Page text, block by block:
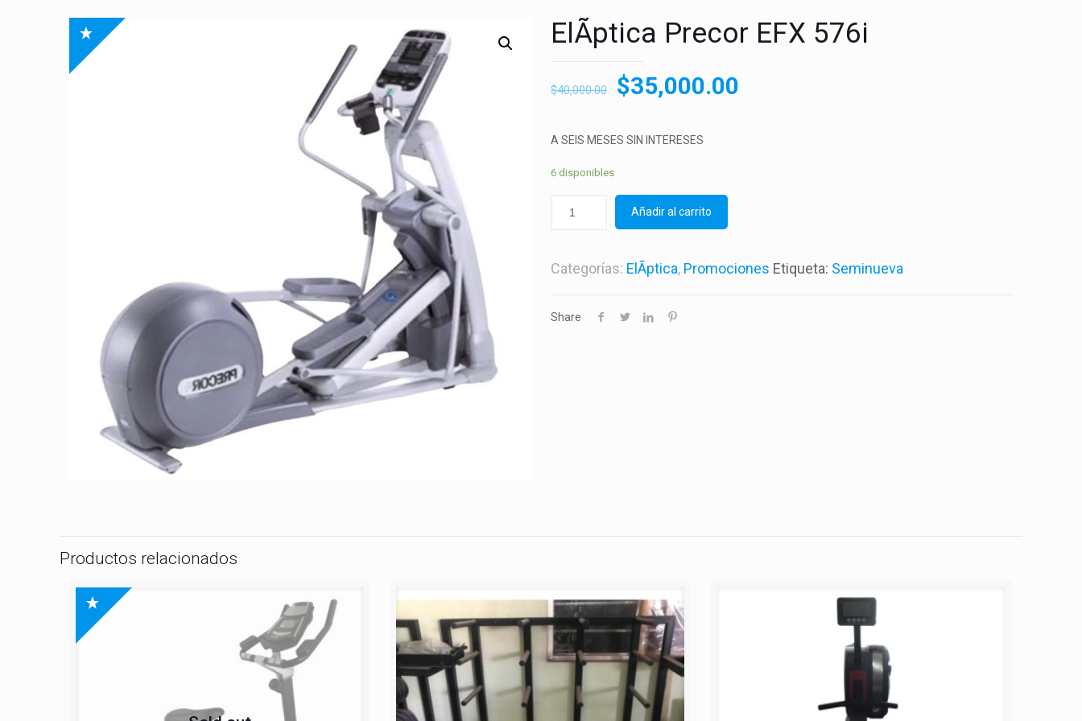
ElÃ­ptica Precor EFX 576i
$40,000.00 $35,000.00
A SEIS MESES SIN INTERESES
6 disponibles
Añadir al carrito
Categorías: ElÃ­ptica, Promociones Etiqueta: Seminueva
Share
Productos relacionados